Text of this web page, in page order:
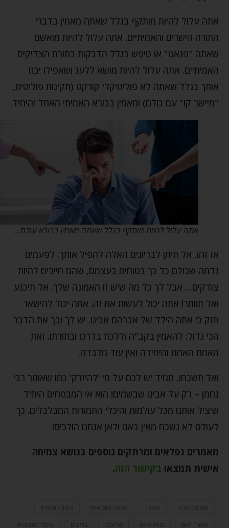
אתה עלול להיות מותקף בגלל שאתה מאמין בדברי
התורה הישרים והאמיתיים. אתה עלול להיות מואשם
שאתה "פנאט" או טיפש בגלל הדבקות בתורת הצדיקים
האמיתיים. אתה עלול להיות מושא ללעג ושאפילו יבזו
אותך בגלל שאתה לא פוליטיקלי קורקט (תקינות פוליטית,
"מיישר קו" עם כולם) ומאמין בבורא האמיתי האחד והיחיד.
אתה עלול להיות מותקף בגלל שאתה מאמין בבורא עולם…
אז זהו, אל תיתן לבריונים האלה להפיל אותך. לפעמים
נדמה שכולם כל כך בטוחים בעצמם, שהם חייבים להיות
צודקים… אבל לך כל מה שיש זו האמונה שלך. אל תיכנע
ואל תוותר! אתה יכול לעשות את זה. אתה יכול להישאר
חזק כי אתה הילד של אברהם אבינו. יש לך ובך את הדבר
הכי גדול: להאמין בקב"ה וללכת בדרכו ובתורתו. זאת
האמת האחת והיחידה ואין עוד מלבדה.
ואל תשכחו, תמיד יש לכם על מי 'להיזרק' כמו שאומר רבי
נחמן – רק על אבינו שבשמים! הוא אי המבטחים היחיד
שיציל אותנו מכל עולמות והיכלי התמורות המבלבלים. כך
לעולם לא נשכח מאין באנו ולאן אנחנו הולכים!
מאמרים נפלאים ומרתקים נוספים בנושא צמיחה
אישית תמצאו בקישור הזה.
אברהם אבינו אמונה באל אחד אמונת חכמים
אתגרי חיים היכלי התמורות